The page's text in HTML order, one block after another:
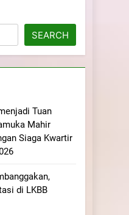
SEARCH
Tuan
Mahir
Siaga Kwartir
di LKBB